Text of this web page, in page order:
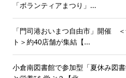
「ボランティアまつり」...
「門司港おいまつ自由市」開催
ト＞約40店舗が集結【...
小倉南図書館で参加型「夏休み図